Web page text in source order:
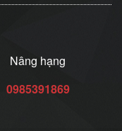
Nâng hạng
0985391869